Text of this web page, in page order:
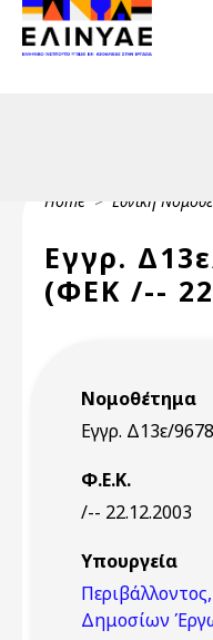
Skip to main content
Header Top 2
Header Top
Breadcrumb
Home Εθνική
Εγγρ.
(ΦΕΚ /--
Νομοθέτημα
Εγγρ. Δ13ε/
Φ.Ε.Κ.
/-- 22.12.2003
Υπουργεία
Δημοσίων